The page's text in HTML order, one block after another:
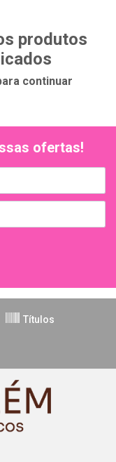
produtos
continuar
ofertas!
Títulos